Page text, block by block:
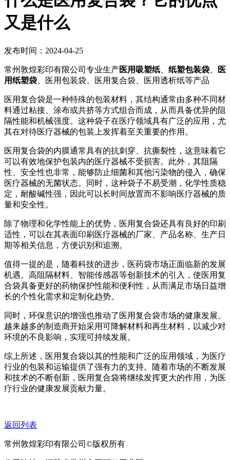
又是什么
发布时间：2024-04-25
常州敦煌彩印有限公司专业生产医用吸塑纸 纸塑包装袋
医
用纸塑袋 、医用包装袋、医用复合袋、医用透析纸等产品
医用复合袋是一种特殊的包装材料，其结构通常由多种不同材
料通过粘接、涂布或共挤等方式组合而成，从而具备优异的阻
隔性能和机械强度。这种袋子在医疗领域具有广泛的应用，尤
其在对待医疗器械的包装上发挥着至关重要的作用。
医用复合袋的内膜通常具有的抗刺穿、抗撕裂性，这意味着它
可以有效地保护包装内的医疗器械不受损害。此外，其阻隔
性、安全性也非常，能够防止细菌和其他污染物的侵入，确保
医疗器械的无菌状态。同时，这种袋子不易受潮，化学性质稳
定，耐酸碱性强，因此可以长时间放置而不影响医疗器械的质
量和安全性。
除了物理和化学性能上的优势，医用复合袋还具有良好的印刷
适性，可以在其表面印刷医疗器械的厂家、产品名称、生产日
期等相关信息，方便识别和追溯。
值得一提的是，随着科技的进步，医药袋市场正面临新的发展
机遇。高阻隔材料、智能传感器等创新技术的引入，使医用复
合袋具备更好的药物保护性能和便利性，从而满足市场日益增
长的个性化需求和定制化趋势。
同时，环保意识的增强也推动了医用复合袋市场的健康发展。
越来越多的制造商开始采用可降解材料和再生材料，以减少对
环境的不良影响，实现可持续发展。
综上所述，医用复合袋以其的性能和广泛的应用领域，为医疗
行业的包装和运输提供了强有力的支持。随着市场的不断发展
和技术的不断创新，医用复合袋将继续发挥更大的作用，为医
疗行业的健康发展贡献力量。
返回列表
常州敦煌彩印有限公司©版权所有